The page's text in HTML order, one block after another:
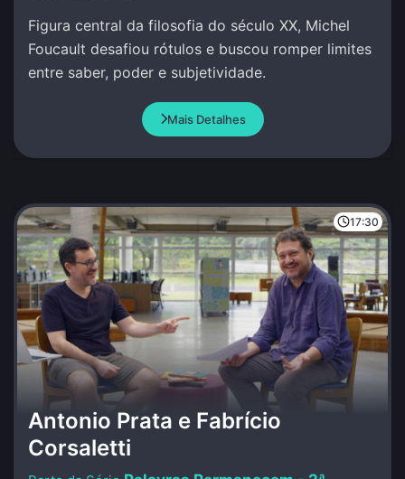
Figura central da filosofia do século XX, Michel
Foucault desafiou rótulos e buscou romper limites
entre saber, poder e subjetividade.
Mais Detalhes
17:30
Antonio Prata e Fabrício
Corsaletti